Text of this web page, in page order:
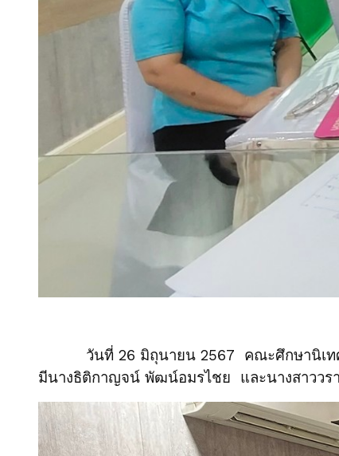
วันที่ 26 มิถุนายน 2567 คณะศึกษานิเทศก์
มีนางธิติกาญจน์ พัฒน์อมรไชย และนางสาววร